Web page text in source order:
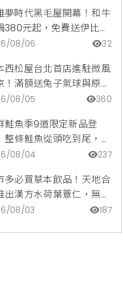
夢時代黑毛屋開幕！和牛
380元起，免費送伊比利
享青森蘋果冰淇淋加購
08/06 32
西松屋台北首店進駐微風
！滿額送兔子氣球與原創
包，指定夏裝享8折優惠
08/05 360
鮭魚季9道限定新品登
整條鮭魚從頭吃到尾，鹹
魚卵霜淇淋開吃，滿額再
08/04 237
多必買草本飲品！天地合
出漢方水荷葉薏仁，無咖
低卡路里輕鬆喝無負擔
08/03 187